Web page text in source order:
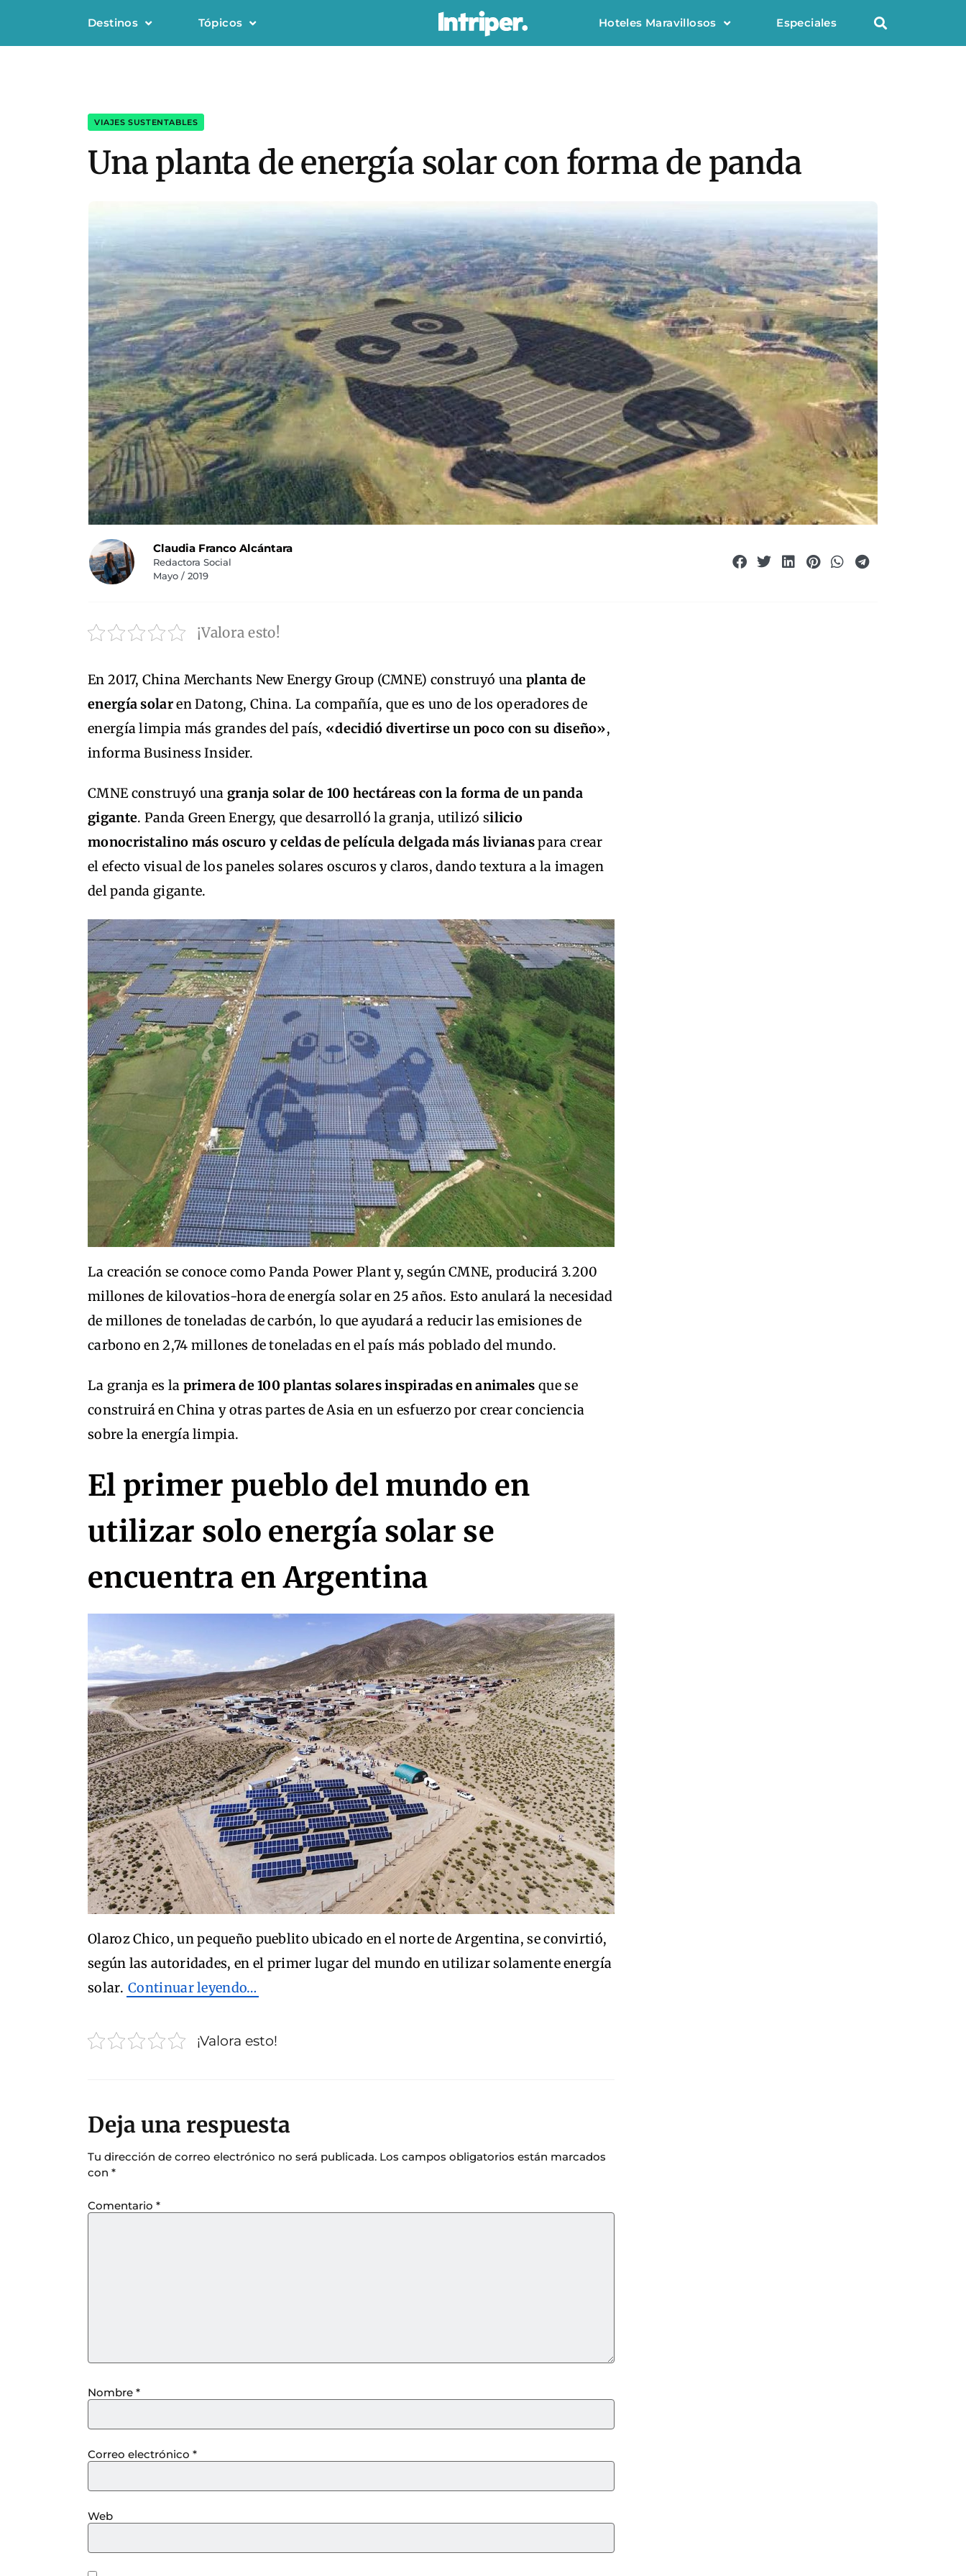
Destinos Tópicos Hoteles Maravillosos Especiales
VIAJES SUSTENTABLES
Una planta de energía solar con forma de panda
Claudia Franco Alcántara
Redactora Social
Mayo / 2019
¡Valora esto!
En 2017, China Merchants New Energy Group (CMNE) construyó una planta de
energía solaren Datong, China. La compañía, que es uno de los operadores de
energía limpia más grandes del país, «decidió divertirse un poco con su diseño»,
informa Business Insider.
CMNE construyó una granja solar de 100 hectáreas con la forma de un panda
gigante. Panda Green Energy, que desarrolló la granja, utilizó silicio
monocristalino más oscuro y celdas de película delgada más livianaspara crear
el efecto visual de los paneles solares oscuros y claros, dando textura a la imagen
del panda gigante.
La creación se conoce como Panda Power Plant y, según CMNE, producirá 3.200
millones de kilovatios-hora de energía solar en 25 años. Esto anulará la necesidad
de millones de toneladas de carbón, lo que ayudará a reducir las emisiones de
carbono en 2,74 millones de toneladas en el país más poblado del mundo.
La granja es la primera de 100 plantas solares inspiradas en animalesque se
construirá en China y otras partes de Asia en un esfuerzo por crear conciencia
sobre la energía limpia.
El primer pueblo del mundo en
utilizar solo energía solar se
encuentra en Argentina
Olaroz Chico, un pequeño pueblito ubicado en el norte de Argentina, se convirtió,
según las autoridades, en el primer lugar del mundo en utilizar solamente energía
solar. Continuar leyendo…
¡Valora esto!
Deja una respuesta
Tu dirección de correo electrónico no será publicada. Los campos obligatorios están marcados
con *
Comentario *
Nombre *
Correo electrónico *
Web